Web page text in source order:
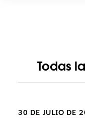
Todas
30 DE JULIO DE